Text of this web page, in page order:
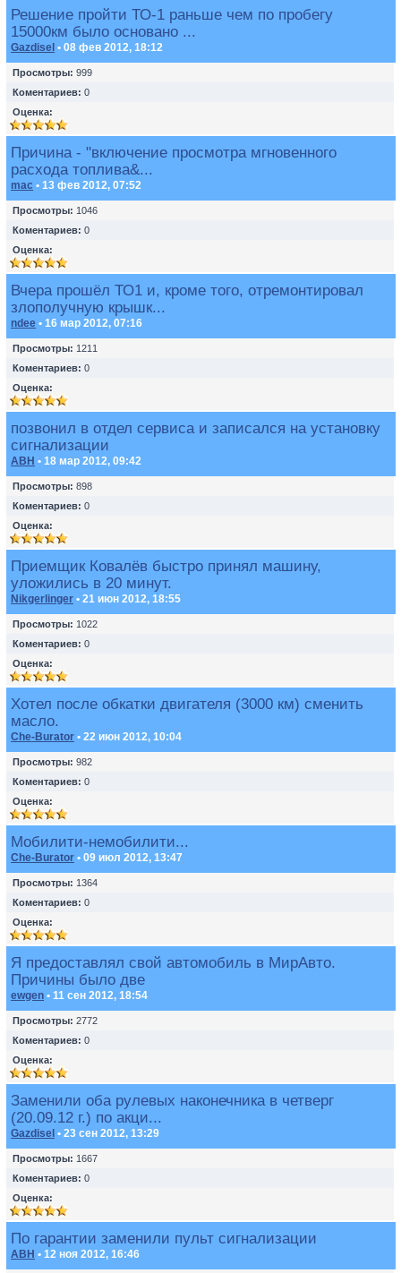
Решение пройти ТО-1 раньше чем по пробегу
15000км было основано ...
Gazdisel • 08 фев 2012, 18:12
Просмотры: 999
Коментариев: 0
Оценка:
Причина - "включение просмотра мгновенного
расхода топлива&...
mac • 13 фев 2012, 07:52
Просмотры: 1046
Коментариев: 0
Оценка:
Вчера прошёл ТО1 и, кроме того, отремонтировал
злополучную крышк...
ndee • 16 мар 2012, 07:16
Просмотры: 1211
Коментариев: 0
Оценка:
позвонил в отдел сервиса и записался на установку
сигнализации
ABH • 18 мар 2012, 09:42
Просмотры: 898
Коментариев: 0
Оценка:
Приемщик Ковалёв быстро принял машину,
уложились в 20 минут.
Nikgerlinger • 21 июн 2012, 18:55
Просмотры: 1022
Коментариев: 0
Оценка:
Хотел после обкатки двигателя (3000 км) сменить
масло.
Che-Burator • 22 июн 2012, 10:04
Просмотры: 982
Коментариев: 0
Оценка:
Мобилити-немобилити...
Che-Burator • 09 июл 2012, 13:47
Просмотры: 1364
Коментариев: 0
Оценка:
Я предоставлял свой автомобиль в МирАвто.
Причины было две
ewgen • 11 сен 2012, 18:54
Просмотры: 2772
Коментариев: 0
Оценка:
Заменили оба рулевых наконечника в четверг
(20.09.12 г.) по акци...
Gazdisel • 23 сен 2012, 13:29
Просмотры: 1667
Коментариев: 0
Оценка:
По гарантии заменили пульт сигнализации
ABH • 12 ноя 2012, 16:46